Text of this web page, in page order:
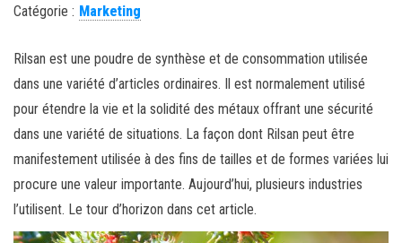
Catégorie : Marketing
Rilsan est une poudre de synthèse et de consommation utilisée
dans une variété d’articles ordinaires. Il est normalement utilisé
pour étendre la vie et la solidité des métaux offrant une sécurité
dans une variété de situations. La façon dont Rilsan peut être
manifestement utilisée à des fins de tailles et de formes variées lui
procure une valeur importante. Aujourd’hui, plusieurs industries
l’utilisent. Le tour d’horizon dans cet article.